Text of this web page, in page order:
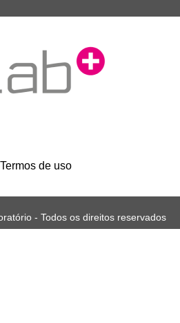
Termos de uso
- Todos os direitos reservados